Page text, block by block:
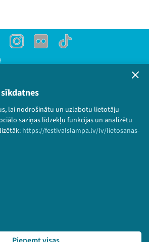
lai nodrošinātu un uzlabotu lietotāju
saziņas līdzekļu funkcijas un analizētu
https://festivalslampa.lv/lv/lietosanas-
Instagram
Flick TikTok
un sīkdatņu politika
politika
LAMPA Visas tiesības
informāciju!